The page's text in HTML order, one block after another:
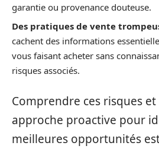
garantie ou provenance douteuse.
Des pratiques de vente
cachent des informations
vous faisant acheter sans
risques associés.
Comprendre ces risques
approche proactive pour
meilleures opportunités